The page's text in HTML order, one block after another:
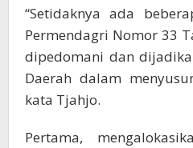
“Setidaknya ada
Permendagri Nomor 33
dipedomani dan
Daerah dalam
kata Tjahjo.
Pertama,